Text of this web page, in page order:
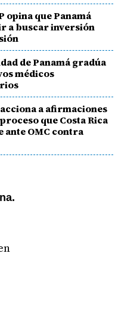
opina que Panamá
a buscar inversión
de Panamá gradúa
médicos
a afirmaciones
que Costa Rica
ante OMC contra